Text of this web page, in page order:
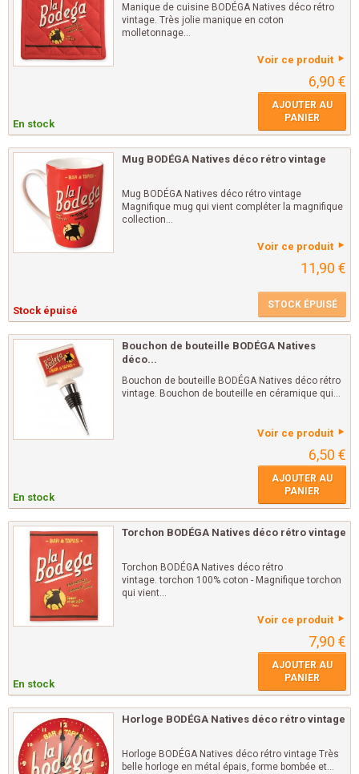
Manique de cuisine BODÉGA Natives déco rétro
vintage. Très jolie manique en coton
molletonnage...
Voir ce produit
6,90 €
En stock
AJOUTER AU
PANIER
Mug BODÉGA Natives déco rétro vintage
Mug BODÉGA Natives déco rétro vintage
Magnifique mug qui vient compléter la magnifique
collection...
Voir ce produit
11,90 €
Stock épuisé STOCK ÉPUISÉ
Bouchon de bouteille BODÉGA Natives
déco...
Bouchon de bouteille BODÉGA Natives déco rétro
vintage. Bouchon de bouteille en céramique qui...
Voir ce produit
6,50 €
En stock
AJOUTER AU
PANIER
Torchon BODÉGA Natives déco rétro vintage
Torchon BODÉGA Natives déco rétro
vintage. torchon 100% coton - Magnifique torchon
qui vient...
Voir ce produit
7,90 €
En stock
AJOUTER AU
PANIER
Horloge BODÉGA Natives déco rétro vintage
Horloge BODÉGA Natives déco rétro vintage Très
belle horloge en métal épais, forme bombée et...